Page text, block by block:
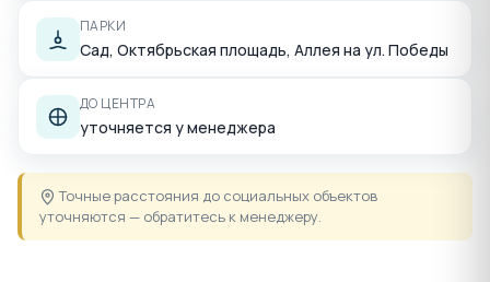
ПАРКИ
Сад, Октябрьская площадь, Аллея на ул. Победы
ДО ЦЕНТРА
уточняется у менеджера
Точные расстояния до социальных объектов
уточняются — обратитесь к менеджеру.